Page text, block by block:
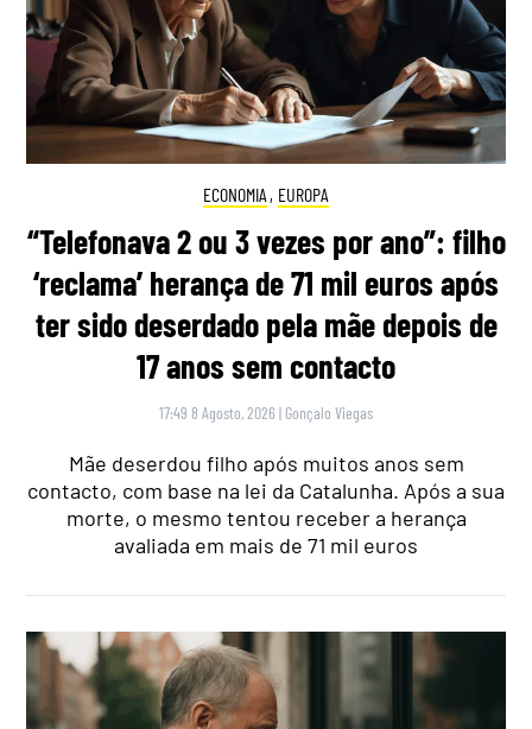
ECONOMIA , EUROPA
“Telefonava 2 ou 3 vezes por ano”: filho
‘reclama’ herança de 71 mil euros após
ter sido deserdado pela mãe depois de
17 anos sem contacto
17:49 8 Agosto, 2026 | Gonçalo Viegas
Mãe deserdou filho após muitos anos sem
contacto, com base na lei da Catalunha. Após a sua
morte, o mesmo tentou receber a herança
avaliada em mais de 71 mil euros